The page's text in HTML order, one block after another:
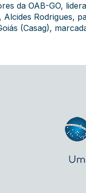
da OAB-GO,
Rodrigues,
(Casag),